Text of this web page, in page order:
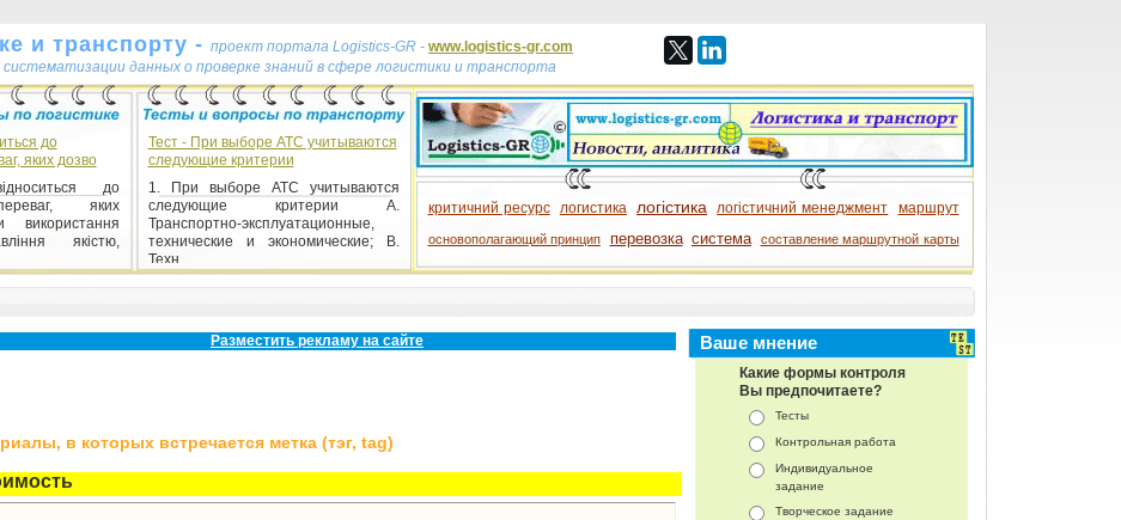
и транспорту - проект портала Logistics-GR - www.logistics-gr.com
данных о проверке знаний в сфере логистики и транспорта
до
яких дозво
до
яких
використання
якістю,
Тест - При выборе АТС учитываются
следующие критерии
1. При выборе АТС учитываются
следующие критерии A.
Транспортно-эксплуатационные,
технические и экономические; B.
Техн...
критичний ресурс логистика логістика логістичний менеджмент маршрут
основополагающий принцип перевозка система составление маршрутной карты
тест
Разместить рекламу на сайте
в которых встречается метка (тэг, tag)
Ваше мнение
Какие формы контроля
Вы предпочитаете?
Тесты
Контрольная работа
Индивидуальное
задание
Творческое задание